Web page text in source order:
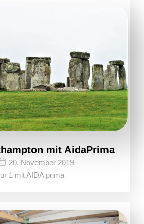
mit AidaPrima
20. November 2019
1 mit AIDA prima